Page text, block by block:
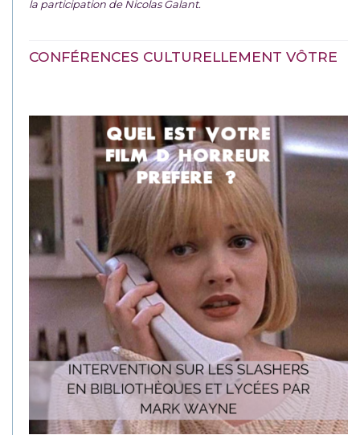
la participation de Nicolas Galant.
CONFÉRENCES CULTURELLEMENT VÔTRE